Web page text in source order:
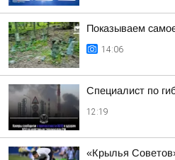
Показываем
14:06
Специалист по
12:19
«Крылья